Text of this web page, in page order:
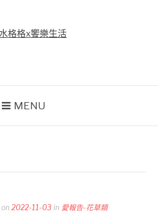
MENU
on 2022-11-03 in 愛報告-花草類